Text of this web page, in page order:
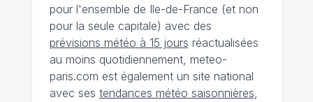
pour l'ensemble de Ile-de-France (et non
pour la seule capitale) avec des
prévisions météo à 15 jours réactualisées
au moins quotidiennement, meteo-
paris.com est également un site national
avec ses tendances météo saisonnières,